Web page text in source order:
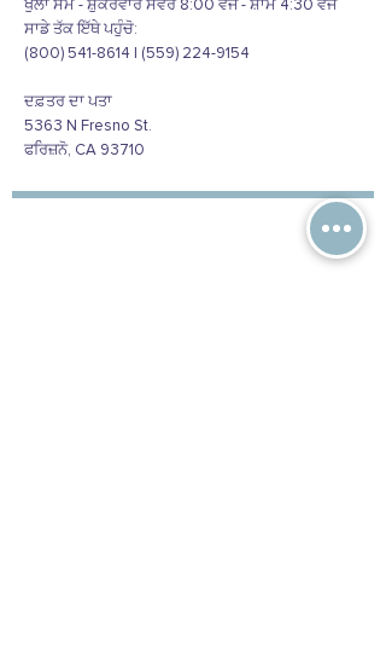
ਖੁੱਲਾ ਸੋਮ - ਸ਼ੁੱਕਰਵਾਰ ਸਵੇਰੇ 8:00 ਵਜੇ - ਸ਼ਾਮ 4:30 ਵਜੇ
ਸਾਡੇ ਤੱਕ ਇੱਥੇ ਪਹੁੰਚੋ:
(800) 541-8614 | (559) 224-9154
ਦਫ਼ਤਰ ਦਾ ਪਤਾ
5363 N Fresno St.
ਫਰਿਜ਼ਨੋ, CA 93710